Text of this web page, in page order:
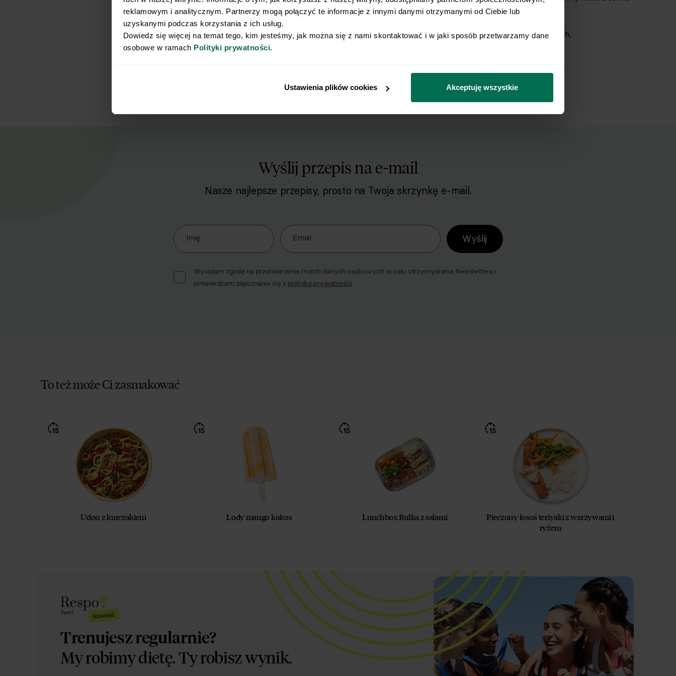
reklamowym i analitycznym. Partnerzy mogą połączyć te informacje z innymi danymi otrzymanymi od Ciebie lub
uzyskanymi podczas korzystania z ich usług.
Dowiedz się więcej na temat tego, kim jesteśmy, jak można się z nami skontaktować i w jaki sposób przetwarzamy dane
osobowe w ramach Polityki prywatności.
Ustawienia plików cookies Akceptuję wszystkie
9
Na wierzchu układamy wachlarz z przygotowanych wcześniej ciepłych,
Całość polewamy miodem i posypujemy kardamonem.
Wyślij przepis na e-mail
Nasze najlepsze przepisy, prosto na Twoja skrzynkę e-mail.
Zapisz się do naszego Newslettera
Imię Email Wyślij
Wyrażam zgodę na przetwarzanie moich danych osobowych w celu otrzymywania Newslettera i
potwierdzam zapoznanie się z polityką prywatności.
To też może Ci zasmakować
Udon z kurczakiem Lody mango kokos Lunchbox Bułka z salami
Pieczony łosoś teriyaki z warzywami i
ryżem
Trenujesz regularnie?
My robimy dietę.Ty robisz wynik.